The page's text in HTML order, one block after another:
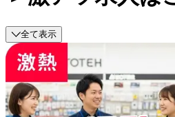
全て表示